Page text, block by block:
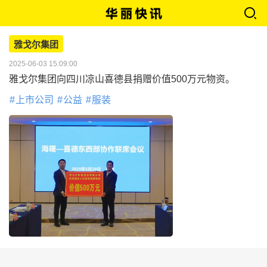
雅戈尔集团
2025-06-03 15:09:00
雅戈尔集团向四川凉山喜德县捐赠价值500万元物资。
上市公司 公益 服装